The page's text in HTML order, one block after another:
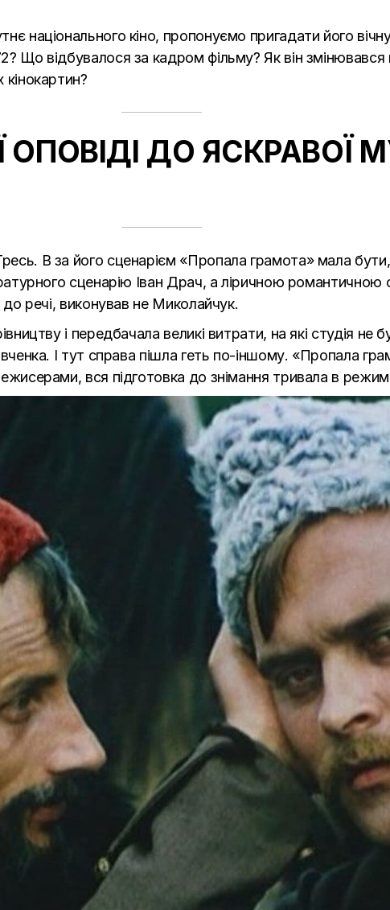
національного кіно, пропонуємо пригадати його
Що відбувалося за кадром фільму? Як він змінювався
ДО ЯСКРАВОЇ
В за його сценарієм «Пропала грамота» мала
сценарію Іван Драч, а ліричною
речі, виконував не Миколайчук.
і передбачала великі витрати, на які студія не
І тут справа пішла геть по-іншому. «Пропала
вся підготовка до знімання тривала в